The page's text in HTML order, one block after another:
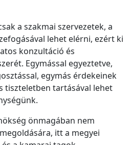
a szakmai szervezetek, a
lehet elérni, ezért ki
konzultáció és
Egymással egyeztetve,
egymás érdekeinek
tiszteletben tartásával lehet
önmagában nem
itt a megyei